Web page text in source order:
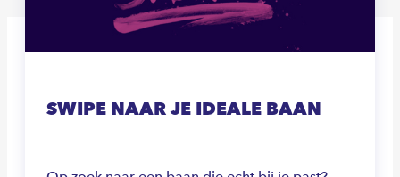
SWIPE NAAR JE IDEALE BAAN